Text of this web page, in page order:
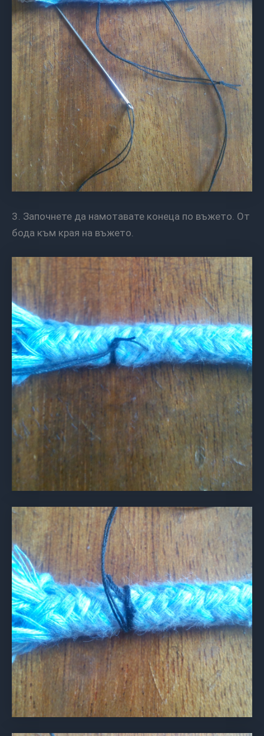
3. Започнете да намотавате конеца по въжето. От
бода към края на въжето.